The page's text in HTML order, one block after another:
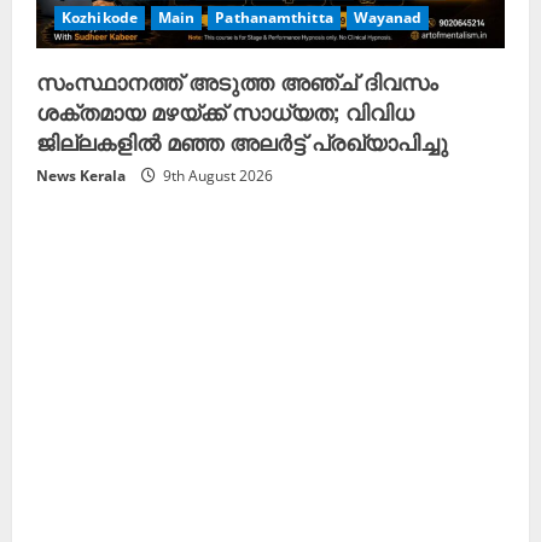
Kozhikode
Main Pathanamthitta Wayanad
സംസ്ഥാനത്ത് അടുത്ത അഞ്ച് ദിവസം
ശക്തമായ മഴയ്ക്ക് സാധ്യത; വിവിധ
ജില്ലകളിൽ മഞ്ഞ അലർട്ട് പ്രഖ്യാപിച്ചു
News Kerala 9th August 2026